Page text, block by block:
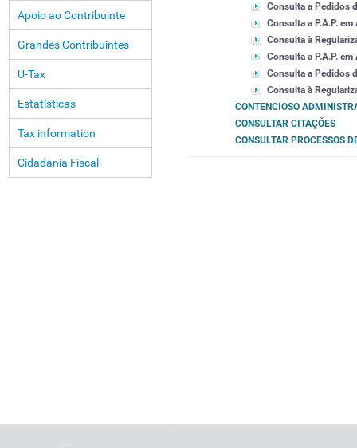
Apoio ao Contribuinte
Grandes Contribuintes
U-Tax
Estatísticas
Tax information
Cidadania Fiscal
Consulta a Pedidos
Consulta a P.A.P.
Consulta à
Consulta a P.A.P.
Consulta a Pedidos
Consulta à
CONTENCIOSO
CONSULTAR CITAÇÕES
CONSULTAR PROCESSOS